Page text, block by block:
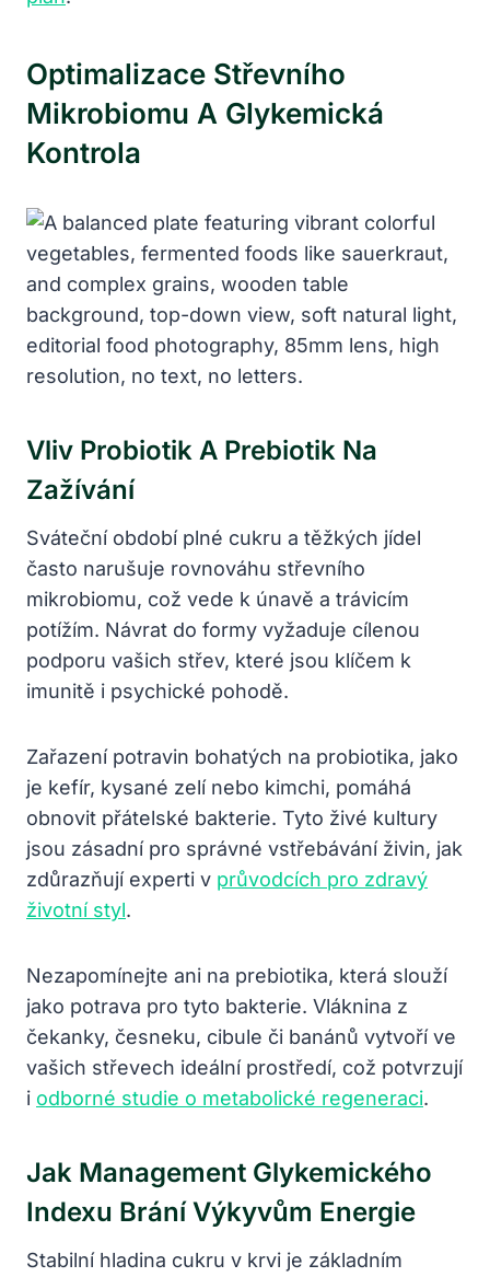
Optimalizace Střevního
Mikrobiomu A Glykemická
Kontrola
Vliv Probiotik A Prebiotik Na
Zažívání
Sváteční období plné cukru a těžkých jídel
často narušuje rovnováhu střevního
mikrobiomu, což vede k únavě a trávicím
potížím. Návrat do formy vyžaduje cílenou
podporu vašich střev, které jsou klíčem k
imunitě i psychické pohodě.
Zařazení potravin bohatých na probiotika, jako
je kefír, kysané zelí nebo kimchi, pomáhá
obnovit přátelské bakterie. Tyto živé kultury
jsou zásadní pro správné vstřebávání živin, jak
zdůrazňují experti v průvodcích pro zdravý
životní styl.
Nezapomínejte ani na prebiotika, která slouží
jako potrava pro tyto bakterie. Vláknina z
čekanky, česneku, cibule či banánů vytvoří ve
vašich střevech ideální prostředí, což potvrzují
i odborné studie o metabolické regeneraci.
Jak Management Glykemického
Indexu Brání Výkyvům Energie
Stabilní hladina cukru v krvi je základním